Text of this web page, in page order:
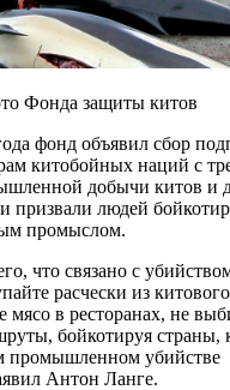
Фонда защиты китов
фонд объявил сбор
китобойных наций с
добычи китов и
призвали людей
промыслом.
что связано с
расчески из
мясо в ресторанах, не
бойкотируя страны,
промышленном убийстве
Антон Ланге.